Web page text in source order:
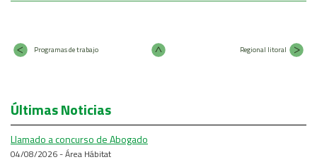
Programas de trabajo Regional litoral
Últimas Noticias
Llamado a concurso de Abogado
04/08/2026 - Área Hábitat